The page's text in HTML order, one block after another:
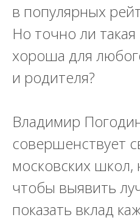
в популярных
Но точно ли
хороша для
и родителя?
Владимир
совершенствует
московских школ,
чтобы выявить
показать вклад